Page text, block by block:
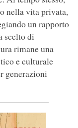
nella vita privata,
un rapporto
scelto di
rimane una
e culturale
generazioni